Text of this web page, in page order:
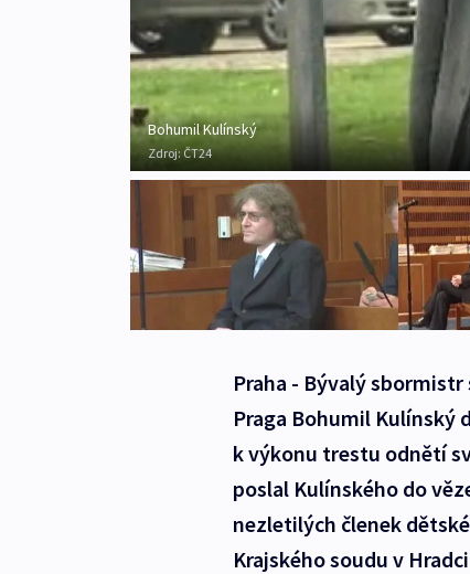
Bohumil Kulínský
Zdroj: ČT24
Praha - Bývalý
Praga Bohumil Kulínský
k výkonu trestu odnětí
poslal Kulínského do
nezletilých členek
Krajského soudu v